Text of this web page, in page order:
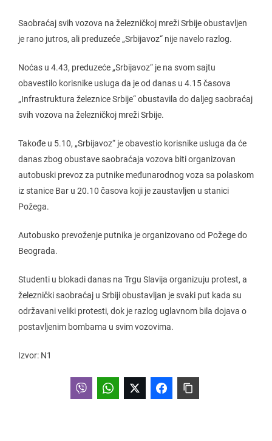
Saobraćaj svih vozova na železničkoj mreži Srbije obustavljen
je rano jutros, ali preduzeće „Srbijavoz“ nije navelo razlog.
Noćas u 4.43, preduzeće „Srbijavoz“ je na svom sajtu
obavestilo korisnike usluga da je od danas u 4.15 časova
„Infrastruktura železnice Srbije“ obustavila do daljeg saobraćaj
svih vozova na železničkoj mreži Srbije.
Takođe u 5.10, „Srbijavoz“ je obavestio korisnike usluga da će
danas zbog obustave saobraćaja vozova biti organizovan
autobuski prevoz za putnike međunarodnog voza sa polaskom
iz stanice Bar u 20.10 časova koji je zaustavljen u stanici
Požega.
Autobusko prevoženje putnika je organizovano od Požege do
Beograda.
Studenti u blokadi danas na Trgu Slavija organizuju protest, a
železnički saobraćaj u Srbiji obustavljan je svaki put kada su
održavani veliki protesti, dok je razlog uglavnom bila dojava o
postavljenim bombama u svim vozovima.
Izvor: N1